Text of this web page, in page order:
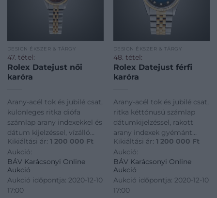
DESIGN ÉKSZER & TÁRGY
47. tétel:
Rolex Datejust női
karóra
Arany-acél tok és jubilé csat,
különleges ritka diófa
számlap arany indexekkel és
dátum kijelzéssel, vízálló
tok, automata szerkezet
(cal.2035). Jelzett: Rolex
Date Just Superlative
Chronometer Officially
Certified, referenciaszám:
6917, sorozatszám: 6586
Kikiáltási ár: 1 200 000 Ft
Aukció:
BÁV Karácsonyi Online
Aukció
Aukció időpontja: 2020-12-10
17:00
DESIGN ÉKSZER & TÁRGY
48. tétel:
Rolex Datejust férfi
karóra
Arany-acél tok és jubilé csat,
ritka kéttónusú számlap
dátumkijelzéssel, rakott
arany indexek gyémánt
ékítéssel 10 db cca: 0,2ct (A,
H, Vvs), vízálló tok, 31 köves
automata szerkezet
(cal.3135) 42 óra
járástartalékkal. Jelzett:
Rolex Superlative
Kikiáltási ár: 1 200 000 Ft
Aukció:
BÁV Karácsonyi Online
Aukció
Aukció időpontja: 2020-12-10
17:00